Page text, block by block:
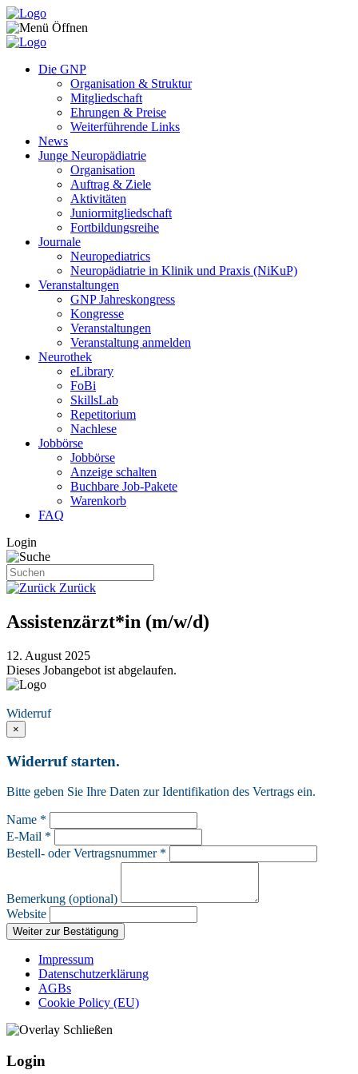
Zum Inhalt springen
Die GNP
Organisation & Struktur
Mitgliedschaft
Ehrungen & Preise
Weiterführende Links
News
Junge Neuropädiatrie
Organisation
Auftrag & Ziele
Aktivitäten
Juniormitgliedschaft
Fortbildungsreihe
Journale
Neuropediatrics
Neuropädiatrie in Klinik und Praxis (NiKuP)
Veranstaltungen
GNP Jahreskongress
Kongresse
Veranstaltungen
Veranstaltung anmelden
Neurothek
eLibrary
FoBi
SkillsLab
Repetitorium
Nachlese
Jobbörse
Jobbörse
Anzeige schalten
Buchbare Job-Pakete
Warenkorb
FAQ
Login
Zurück
Assistenzärzt*in (m/w/d)
12. August 2025
Dieses Jobangebot ist abgelaufen.
Widerruf
×
Widerruf starten.
Bitte geben Sie Ihre Daten zur Identifikation des Vertrags ein.
Name *
E-Mail *
Bestell- oder Vertragsnummer *
Bemerkung (optional)
Website
Weiter zur Bestätigung
Impressum
Datenschutzerklärung
AGBs
Cookie Policy (EU)
Login